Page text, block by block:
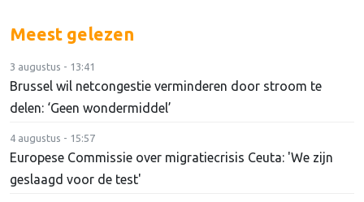
Meest gelezen
3 augustus - 13:41
Brussel wil netcongestie verminderen door stroom te
delen: ‘Geen wondermiddel’
4 augustus - 15:57
Europese Commissie over migratiecrisis Ceuta: 'We zijn
geslaagd voor de test'